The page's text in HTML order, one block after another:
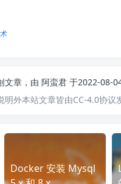
文章，由 阿蛮君 于2022-08-
明外本站文章皆由CC-4.0协议
Docker 安装 Mysql